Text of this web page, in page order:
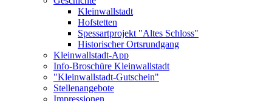
Kleinwallstadt
Hofstetten
Spessartprojekt "Altes Schloss"
Historischer Ortsrundgang
Kleinwallstadt-App
Info-Broschüre Kleinwallstadt
"Kleinwallstadt-Gutschein"
Stellenangebote
Impressionen